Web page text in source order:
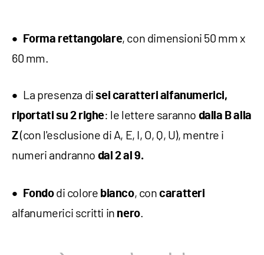
Forma rettangolare, con dimensioni 50 mm x
60 mm.
La presenza di sei caratteri alfanumerici,
riportati su 2 righe: le lettere saranno dalla B alla
Z(con l'esclusione di A, E, I, O, Q, U), mentre i
numeri andranno dal 2 al 9.
Fondodi colore bianco, concaratteri
alfanumerici scritti in nero.